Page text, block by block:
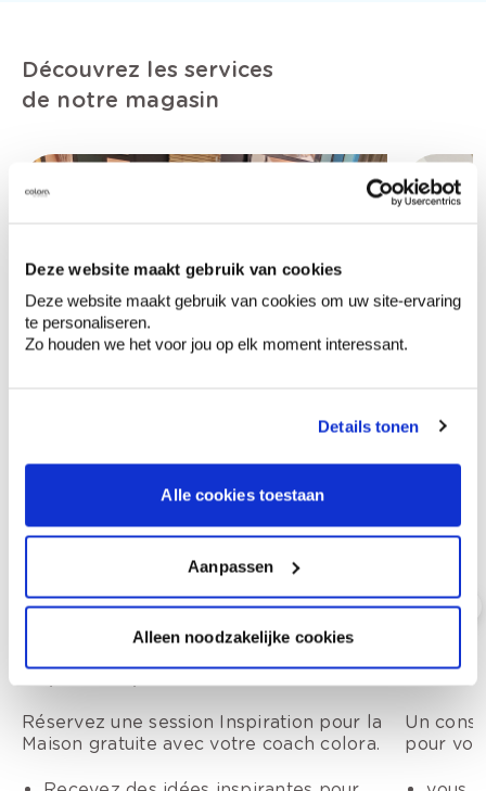
Deze website maakt gebruik van cookies
Deze website maakt gebruik van cookies om uw site-ervaring
te personaliseren.
Zo houden we het voor jou op elk moment interessant.
Details tonen
Alle cookies toestaan
Aanpassen
Alleen noodzakelijke cookies
Découvrez les services
de notre magasin
Inspiration pour la Maison
Réservez une session Inspiration pour la
Maison gratuite avec votre coach colora.
Conseil
Un
pour